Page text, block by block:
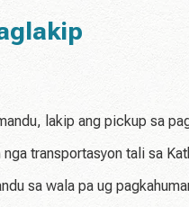
lakip ang pickup sa
transportasyon tali sa
sa wala pa ug